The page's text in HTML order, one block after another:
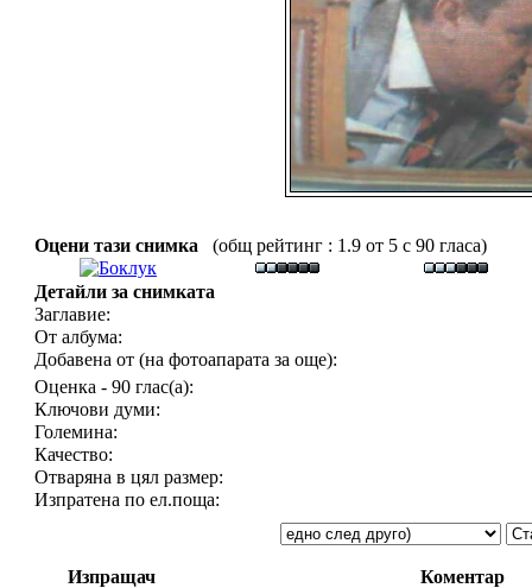
Оцени тази снимка (общ рейтинг : 1.9 от 5 с 90 гласа)
Детайли за снимката
Заглавие:
От албума:
Добавена от (на фотоапарата за още):
Оценка - 90 глас(а):
Ключови думи:
Големина:
Качество:
Отваряна в цял размер:
Изпратена по ел.поща:
Изпращач
Коментар